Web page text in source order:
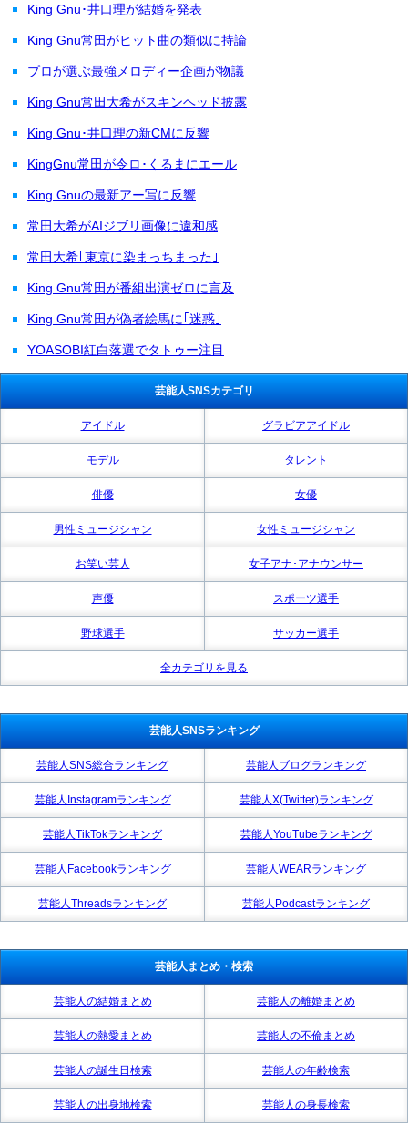
King Gnu･井口理が結婚を発表
King Gnu常田がヒット曲の類似に持論
プロが選ぶ最強メロディー企画が物議
King Gnu常田大希がスキンヘッド披露
King Gnu･井口理の新CMに反響
KingGnu常田が令ロ･くるまにエール
King Gnuの最新アー写に反響
常田大希がAIジブリ画像に違和感
常田大希｢東京に染まっちまった｣
King Gnu常田が番組出演ゼロに言及
King Gnu常田が偽者絵馬に｢迷惑｣
YOASOBI紅白落選でタトゥー注目
芸能人SNSカテゴリ
アイドル グラビアアイドル
モデル タレント
俳優 女優
男性ミュージシャン 女性ミュージシャン
お笑い芸人 女子アナ･アナウンサー
声優 スポーツ選手
野球選手 サッカー選手
全カテゴリを見る
芸能人SNSランキング
芸能人SNS総合ランキング 芸能人ブログランキング
芸能人Instagramランキング 芸能人X(Twitter)ランキング
芸能人TikTokランキング 芸能人YouTubeランキング
芸能人Facebookランキング 芸能人WEARランキング
芸能人Threadsランキング 芸能人Podcastランキング
芸能人まとめ・検索
芸能人の結婚まとめ 芸能人の離婚まとめ
芸能人の熱愛まとめ 芸能人の不倫まとめ
芸能人の誕生日検索 芸能人の年齢検索
芸能人の出身地検索 芸能人の身長検索